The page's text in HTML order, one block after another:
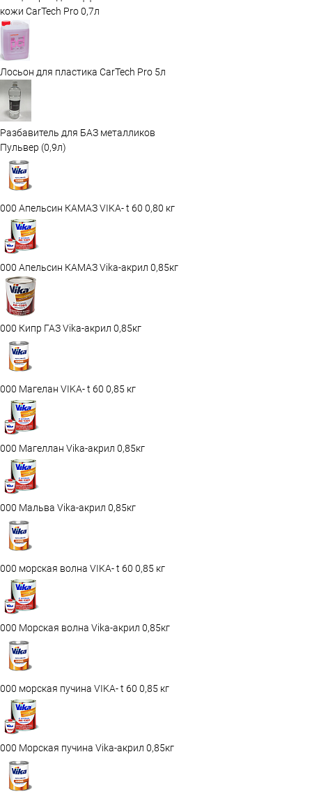
кожи CarTech Pro 0,7л
Лосьон для пластика CarTech Pro 5л
Разбавитель для БАЗ металликов
Пульвер (0,9л)
000 Апельсин КАМАЗ VIKA- t 60 0,80 кг
000 Апельсин КАМАЗ Vika-акрил 0,85кг
000 Кипр ГАЗ Vika-акрил 0,85кг
000 Магелан VIKA- t 60 0,85 кг
000 Магеллан Vika-акрил 0,85кг
000 Мальва Vika-акрил 0,85кг
000 морская волна VIKA- t 60 0,85 кг
000 Морская волна Vika-акрил 0,85кг
000 морская пучина VIKA- t 60 0,85 кг
000 Морская пучина Vika-акрил 0,85кг